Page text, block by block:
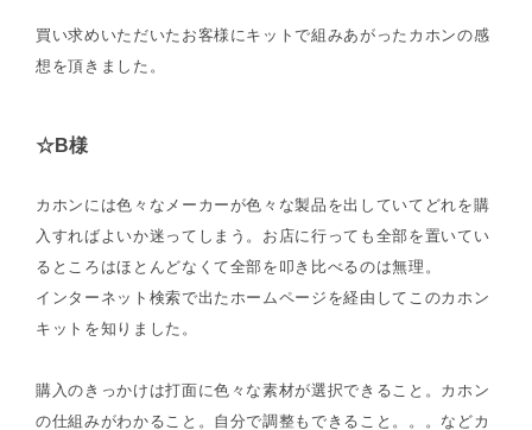
買い求めいただいたお客様にキットで組みあがったカホンの感
想を頂きました。
☆B様
カホンには色々なメーカーが色々な製品を出していてどれを購
入すればよいか迷ってしまう。お店に行っても全部を置いてい
るところはほとんどなくて全部を叩き比べるのは無理。
インターネット検索で出たホームページを経由してこのカホン
キットを知りました。
購入のきっかけは打面に色々な素材が選択できること。カホン
の仕組みがわかること。自分で調整もできること。。。などカ